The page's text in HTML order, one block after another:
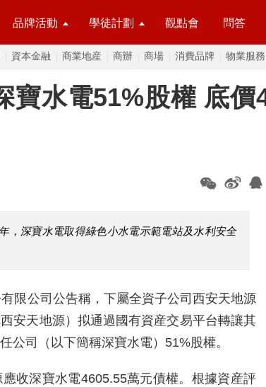
品牌活動 學徒計劃 觀點會 問答
資本金融 商業地産 商辦 商場 消費品牌 物業服務
寶水電51%股權 底價
，深寶水電取得綠色小水電示範電站及水利安全
限公司公告稱，下屬全資子公司西安天地源
安天地源）拟通過國有資産交易平台轉讓其
公司（以下簡稱深寶水電）51%股權。
收深寶水電4605.55萬元債權。根據資産評